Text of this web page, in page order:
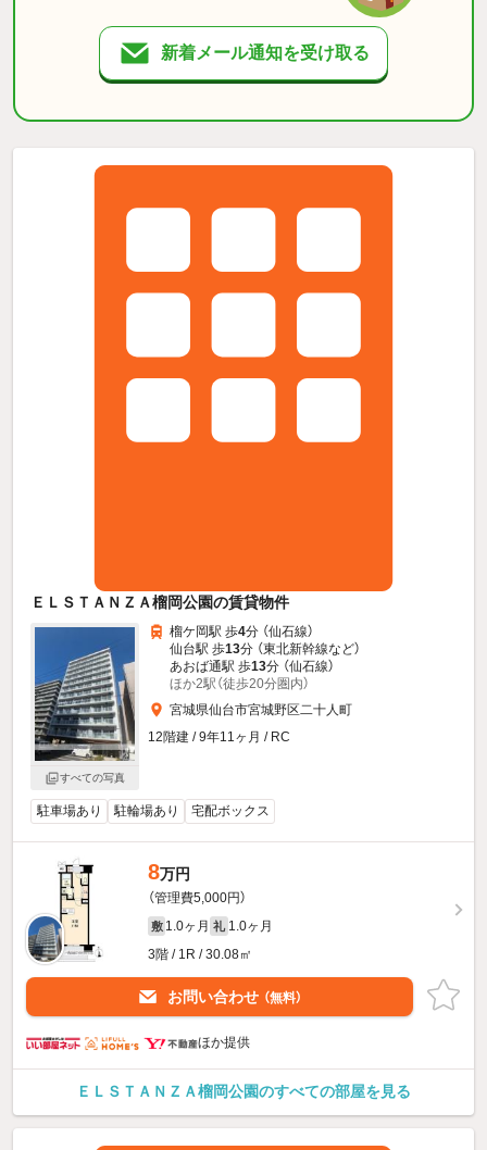
新着メール通知を受け取る
ＥＬＳＴＡＮＺＡ榴岡公園の賃貸物件
すべての写真
榴ケ岡駅 歩4分 （仙石線）
仙台駅 歩13分 （東北新幹線など）
あおば通駅 歩13分 （仙石線）
ほか2駅（徒歩20分圏内）
宮城県仙台市宮城野区二十人町
12階建 / 9年11ヶ月 / RC
駐車場あり 駐輪場あり 宅配ボックス
8万円
（管理費5,000円）
敷 1.0ヶ月 礼 1.0ヶ月
3階 / 1R / 30.08㎡
お問い合わせ （無料）
ほか提供
ＥＬＳＴＡＮＺＡ榴岡公園のすべての部屋を見る